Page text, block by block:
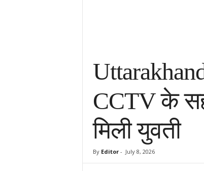
CCTV के
मिली युवती
By Editor- July 8, 2026